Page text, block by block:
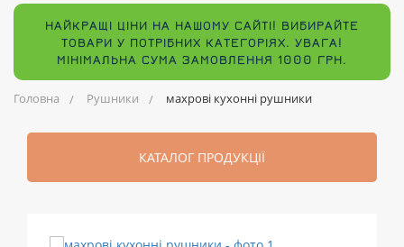
НАЙКРАЩІ ЦІНИ НА НАШОМУ САЙТІ! ВИБИРАЙТЕ
ТОВАРИ У ПОТРІБНИХ КАТЕГОРІЯХ. УВАГА!
МІНІМАЛЬНА СУМА ЗАМОВЛЕННЯ 1000 ГРН.
Головна Рушники махрові кухонні рушники
КАТАЛОГ ПРОДУКЦІЇ